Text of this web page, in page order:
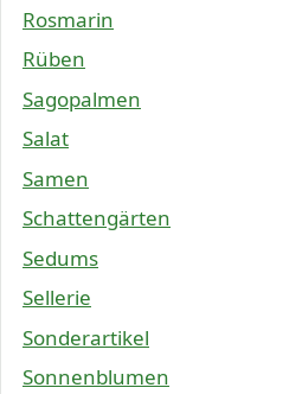
Rosmarin
Rüben
Sagopalmen
Salat
Samen
Schattengärten
Sedums
Sellerie
Sonderartikel
Sonnenblumen